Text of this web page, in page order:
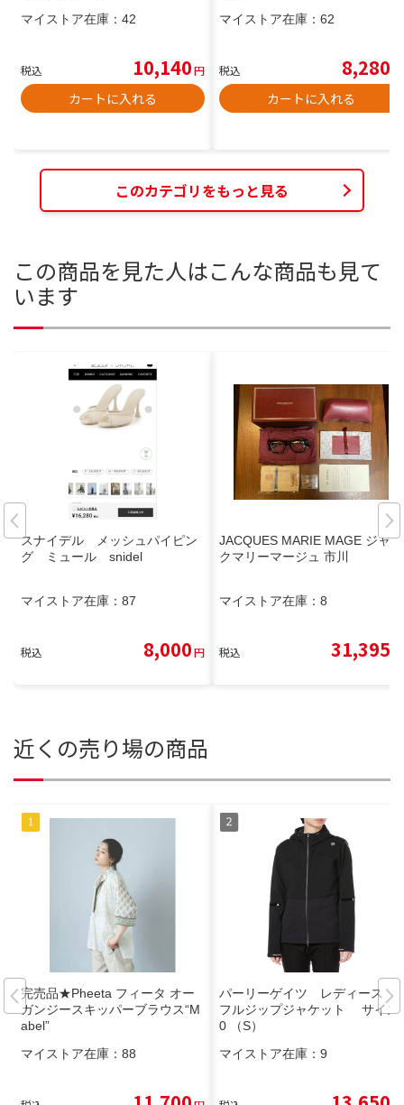
マイストア在庫： 42
税込 10,140円
カートに入れる
マイストア在庫： 62
税込 8,280
カートに入れる
このカテゴリをもっと見る
この商品を見た人はこんな商品も見て
います
スナイデル メッシュパイピン
グ ミュール snidel
マイストア在庫： 87
税込 8,000円
JACQUES MARIE MAGE ジャッ
クマリーマージュ 市川
マイストア在庫： 8
税込 31,395
近くの売り場の商品
完売品★Pheeta フィータ オー
ガンジースキッパーブラウス“M
abel”
マイストア在庫： 88
パーリーゲイツ レディース
フルジップジャケット サイズ:
0 （S）
マイストア在庫： 9